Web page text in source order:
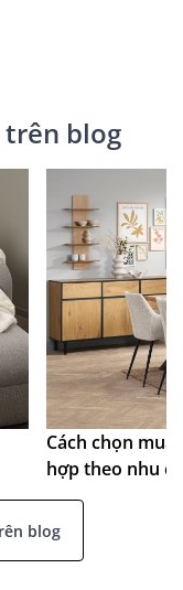
trên blog
Cách chọn
hợp theo nhu
blog